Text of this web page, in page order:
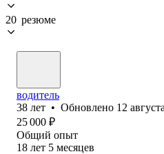
20 резюме
водитель
38 лет • Обновлено 12
25 000 ₽
Общий опыт
18 лет 5 месяцев